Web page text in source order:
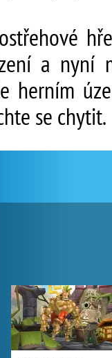
a nyní
herním
se chytit.